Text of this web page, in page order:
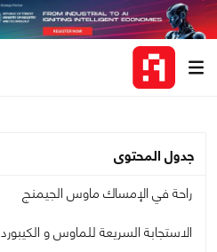
جدول المحتوى
راحة في الإمساك ماوس الجيمنج
الاستجابة السريعة للماوس و الكيبورد